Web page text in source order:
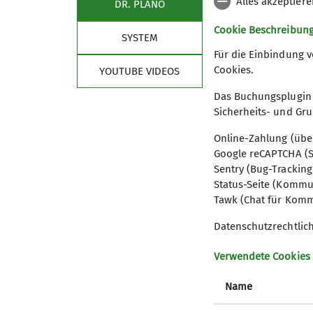
Sicherungsupdate
Sicherungsupdate
DR. PLANO
SYSTEM
YOUTUBE VIDEOS
Cookie
Für die Einbindung
Cookies.
Das
Sicherheits- und
Online-Zahlung
Google reCAPTCHA
Sentry (Bug-
Status-Seite
Tawk (Chat für
Verwendete Cookies
Name